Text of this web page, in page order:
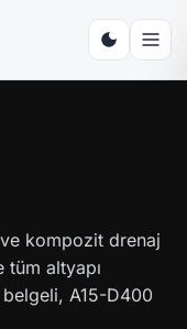
kompozit drenaj
tüm altyapı
A15-D400